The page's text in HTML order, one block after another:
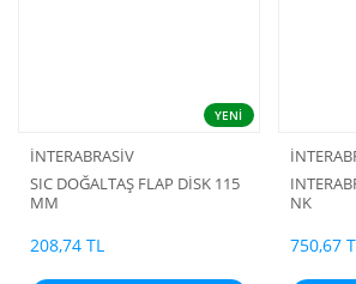
YENİ
İNTERABRASİV
SIC DOĞALTAŞ FLAP DİSK 115
MM
208,74 TL
NK
750,67